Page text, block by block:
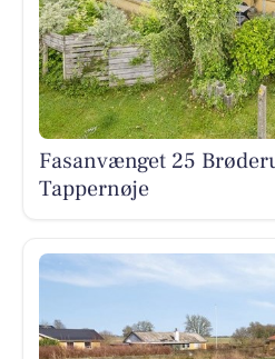
Fasanvænget 25
Tappernøje